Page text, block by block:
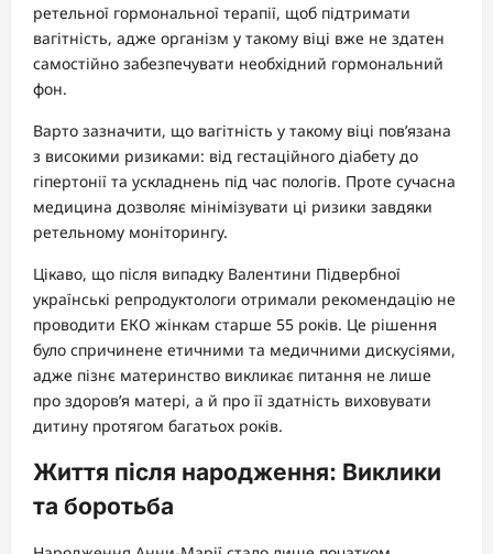
ретельної гормональної терапії, щоб підтримати
вагітність, адже організм у такому віці вже не здатен
самостійно забезпечувати необхідний гормональний
фон.
Варто зазначити, що вагітність у такому віці пов’язана
з високими ризиками: від гестаційного діабету до
гіпертонії та ускладнень під час пологів. Проте сучасна
медицина дозволяє мінімізувати ці ризики завдяки
ретельному моніторингу.
Цікаво, що після випадку Валентини Підвербної
українські репродуктологи отримали рекомендацію не
проводити ЕКО жінкам старше 55 років. Це рішення
було спричинене етичними та медичними дискусіями,
адже пізнє материнство викликає питання не лише
про здоров’я матері, а й про її здатність виховувати
дитину протягом багатьох років.
Життя після народження: Виклики
та боротьба